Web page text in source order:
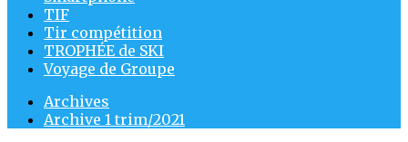
TIF
Tir compétition
TROPHÉE de SKI
Voyage de Groupe
Archives
Archive 1 trim/2021